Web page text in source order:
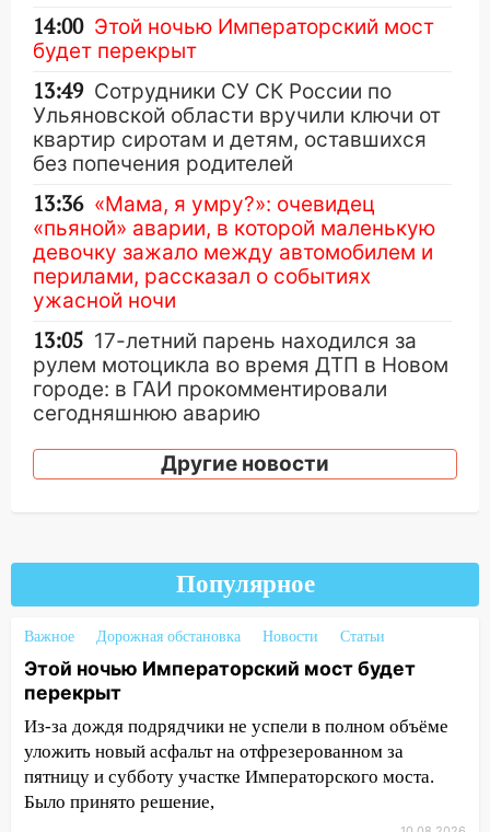
14:00 Этой ночью Императорский мост
будет перекрыт
13:49 Сотрудники СУ СК России по
Ульяновской области вручили ключи от
квартир сиротам и детям, оставшихся
без попечения родителей
13:36 «Мама, я умру?»: очевидец
«пьяной» аварии, в которой маленькую
девочку зажало между автомобилем и
перилами, рассказал о событиях
ужасной ночи
13:05 17-летний парень находился за
рулем мотоцикла во время ДТП в Новом
городе: в ГАИ прокомментировали
сегодняшнюю аварию
12:59 Губернатор Ульяновской области
выразил соболезнования в связи с
выросло до 13 человек, среди них есть
12:46
Масштабные поиски на Волге: в
Ульяновской области продолжают
искать пропавшего после крушения
катера блогера
11:53 Стало известно о состоянии
девочки, которую зажало между
автомобилем и перилами во время
«пьяного» ДТП на Федерации
Другие новости
Популярное
Важное Дорожная обстановка Новости Статьи
Этой ночью Императорский мост будет
перекрыт
Из-за дождя подрядчики не успели в полном объёме
уложить новый асфальт на отфрезерованном за
пятницу и субботу участке Императорского моста.
Было принято решение,